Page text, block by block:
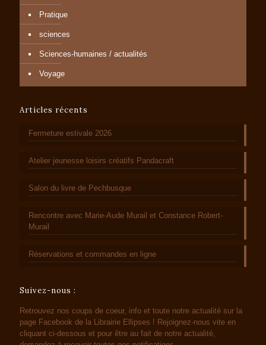
Pratique
sciences
Sciences-humaines / actualités
Voyage
Articles récents
Fermeture estivale 2026
Atelier jeunesse loisirs créatifs Pandacraft
Salon du livre de Pechbusque
Rencontre avec Marie-Aude Murail et Constance Robert-
Murail
Réservations et commandes en ligne
Suivez-nous :
Retrouvez nos coups de coeur, info et toute notre actualité sur la
page Facebook de la Librairie Ellipses ! Rejoignez-nous vite en
cliquant ci-dessous et pour être au fait de notre actualité,